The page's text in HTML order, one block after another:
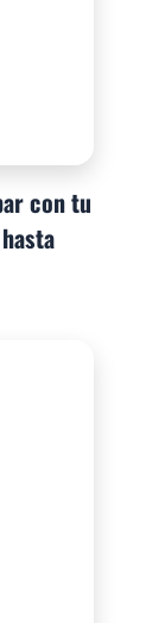
con tu